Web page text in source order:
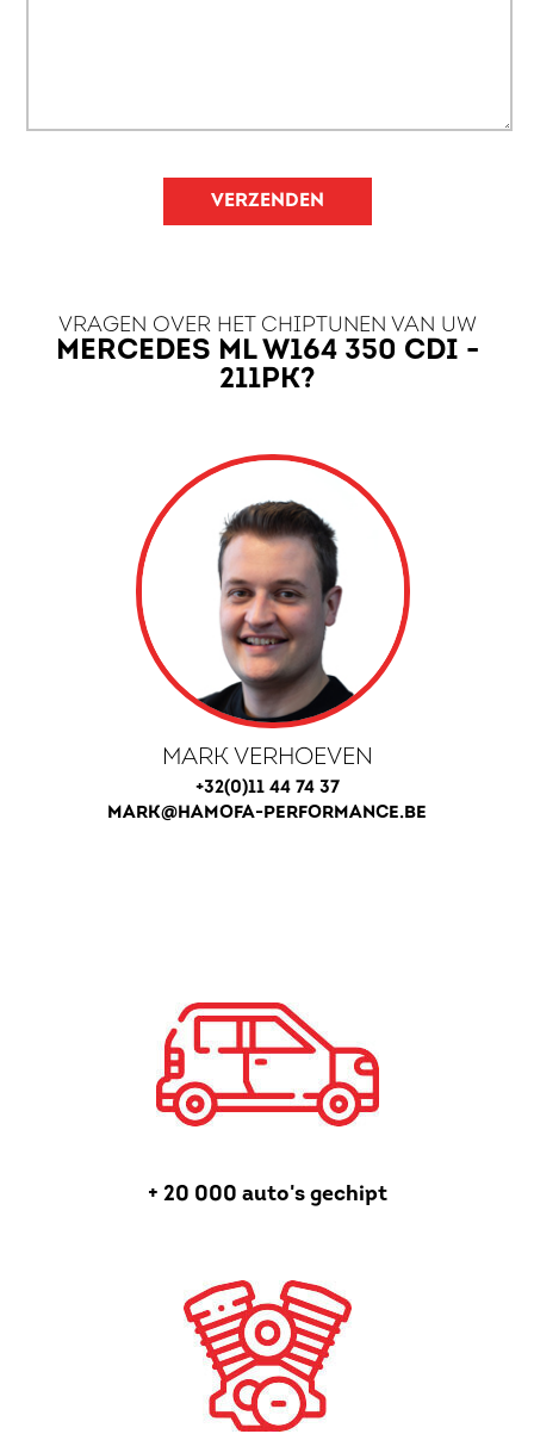
VERZENDEN
VRAGEN OVER HET CHIPTUNEN VAN UW
MERCEDES ML W164 350 CDI -
211PK?
MARK VERHOEVEN
+32(0)11 44 74 37
MARK@HAMOFA-PERFORMANCE.BE
+ 20 000 auto's gechipt